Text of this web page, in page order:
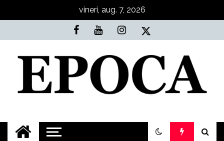
vineri, aug. 7, 2026
Epoca
Cele mai noi știri online din România